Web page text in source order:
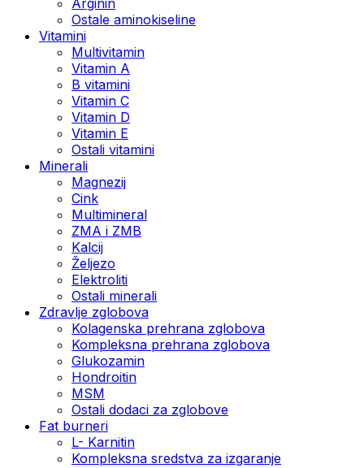
Ostale aminokiseline
Vitamini
Multivitamin
Vitamin A
B vitamini
Vitamin C
Vitamin D
Vitamin E
Ostali vitamini
Minerali
Magnezij
Cink
Multimineral
ZMA i ZMB
Kalcij
Željezo
Elektroliti
Ostali minerali
Zdravlje zglobova
Kolagenska prehrana zglobova
Kompleksna prehrana zglobova
Glukozamin
Hondroitin
MSM
Ostali dodaci za zglobove
Fat burneri
L- Karnitin
Kompleksna sredstva za izgaranje